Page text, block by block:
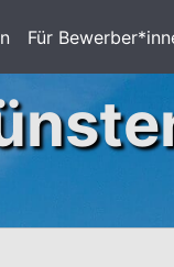
Für